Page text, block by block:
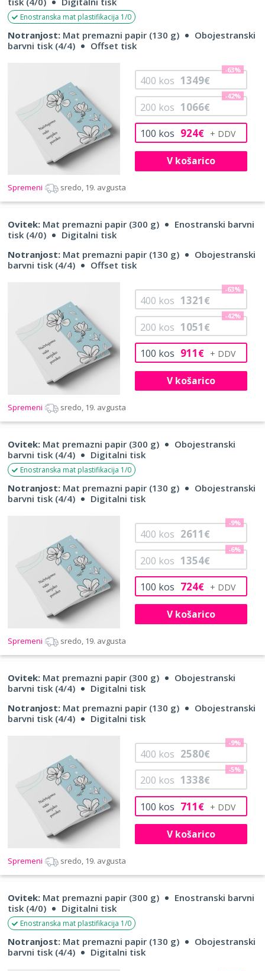
Enostranska mat plastifikacija 1/0
Notranjost: Mat premazni papir (130 g)
Obojestranski
barvni tisk (4/4)
Offset tisk
100 kos 924€
200 kos 1066€
-42%
400 kos 1349€
-63%
V košarico
Spremeni sredo, 19. avgusta
Ovitek: Mat premazni papir (300 g)
Enostranski barvni
tisk (4/0)
Digitalni tisk
Notranjost: Mat premazni papir (130 g)
Obojestranski
barvni tisk (4/4)
Offset tisk
100 kos 911€
200 kos 1051€
-42%
400 kos 1321€
-63%
V košarico
Spremeni sredo, 19. avgusta
Ovitek: Mat premazni papir (300 g)
Obojestranski
barvni tisk (4/4)
Digitalni tisk
Enostranska mat plastifikacija 1/0
Notranjost: Mat premazni papir (130 g)
Obojestranski
barvni tisk (4/4)
Digitalni tisk
100 kos 724€
200 kos 1354€
-6%
400 kos 2611€
-9%
V košarico
Spremeni sredo, 19. avgusta
Ovitek: Mat premazni papir (300 g)
Obojestranski
barvni tisk (4/4)
Digitalni tisk
Notranjost: Mat premazni papir (130 g)
Obojestranski
barvni tisk (4/4)
Digitalni tisk
100 kos 711€
200 kos 1338€
-5%
400 kos 2580€
-9%
V košarico
Spremeni sredo, 19. avgusta
Ovitek: Mat premazni papir (300 g)
Enostranski barvni
tisk (4/0)
Digitalni tisk
Enostranska mat plastifikacija 1/0
Notranjost: Mat premazni papir (130 g)
Obojestranski
barvni tisk (4/4)
Digitalni tisk